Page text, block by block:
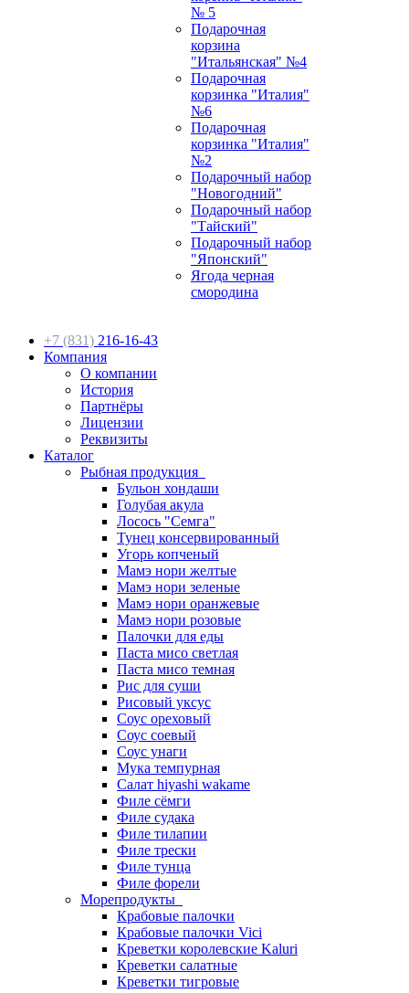
№ 5
Подарочная
корзина
"Итальянская" №4
Подарочная
корзинка "Италия"
№6
Подарочная
корзинка "Италия"
№2
Подарочный набор
"Новогодний"
Подарочный набор
"Тайский"
Подарочный набор
"Японский"
Ягода черная
смородина
+7 (831) 216-16-43
Компания
О компании
История
Партнёры
Лицензии
Реквизиты
Каталог
Рыбная продукция
Бульон хондаши
Голубая акула
Лосось "Семга"
Тунец консервированный
Угорь копченый
Мамэ нори желтые
Мамэ нори зеленые
Мамэ нори оранжевые
Мамэ нори розовые
Палочки для еды
Паста мисо светлая
Паста мисо темная
Рис для суши
Рисовый уксус
Соус ореховый
Соус соевый
Соус унаги
Мука темпурная
Салат hiyashi wakame
Филе сёмги
Филе судака
Филе тилапии
Филе трески
Филе тунца
Филе форели
Морепродукты
Крабовые палочки
Крабовые палочки Vici
Креветки королевские Kaluri
Креветки салатные
Креветки тигровые